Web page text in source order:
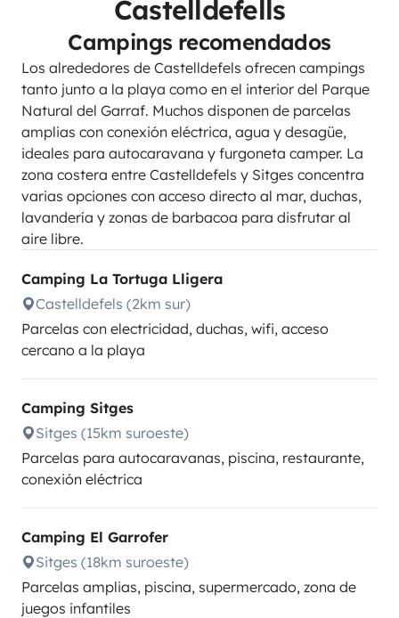
Castelldefells
Campings recomendados
Los alrededores de Castelldefels ofrecen campings
tanto junto a la playa como en el interior del Parque
Natural del Garraf. Muchos disponen de parcelas
amplias con conexión eléctrica, agua y desagüe,
ideales para autocaravana y furgoneta camper. La
zona costera entre Castelldefels y Sitges concentra
varias opciones con acceso directo al mar, duchas,
lavandería y zonas de barbacoa para disfrutar al
aire libre.
Camping La Tortuga Lligera
Castelldefels (2km sur)
Parcelas con electricidad, duchas, wifi, acceso
cercano a la playa
Camping Sitges
Sitges (15km suroeste)
Parcelas para autocaravanas, piscina, restaurante,
conexión eléctrica
Camping El Garrofer
Sitges (18km suroeste)
Parcelas amplias, piscina, supermercado, zona de
juegos infantiles